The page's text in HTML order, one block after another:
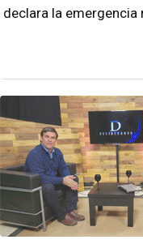
declara la emergencia